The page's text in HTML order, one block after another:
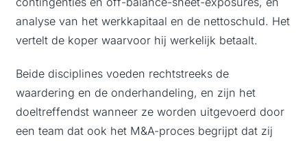
analyse van het werkkapitaal en de nettoschuld. Het
vertelt de koper waarvoor hij werkelijk betaalt.
Beide disciplines voeden rechtstreeks de
waardering en de onderhandeling, en zijn het
doeltreffendst wanneer ze worden uitgevoerd door
een team dat ook het M&A-proces begrijpt dat zij